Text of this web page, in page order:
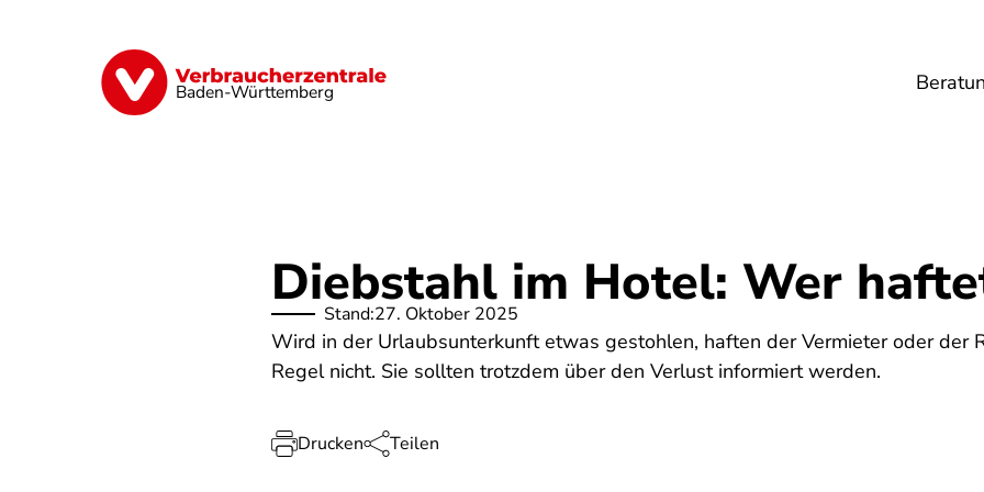
Baden-Württemberg
Geld & Versicherungen Digitales
Diebstahl im Hotel: Wer
Stand:27. Oktober 2025
Wird in der Urlaubsunterkunft etwas gestohlen, haften der Vermieter oder der
Regel nicht. Sie sollten trotzdem über den Verlust informiert werden.
Drucken Teilen